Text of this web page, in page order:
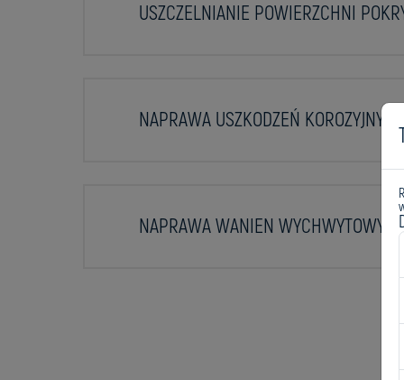
USZCZELNIANIE POWIERZCHNI
NAPRAWA USZKODZEŃ KOROZYJNYCH
NAPRAWA WANIEN